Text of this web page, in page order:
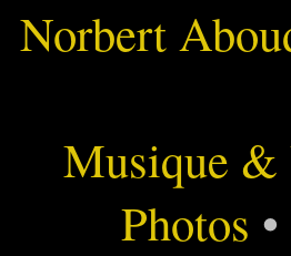
Norbert
Musique &
Photos •